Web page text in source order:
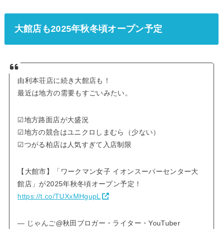
大館店も2025年秋冬頃オープン予定
由利本荘店に続き大館店も！
最近は地方の需要もすごいみたい。
☑地方路面店が大盛況
☑地方の競合はユニクロしまむら（少ない）
☑つがる柏店は人気すぎて入店制限
【大館市】「ワークマン女子 イオンスーパーセンター大
館店」が2025年秋冬頃オープン予定！
https://t.co/TUXxMHgupL
— じゃんご@秋田ブロガー・ライター・YouTuber